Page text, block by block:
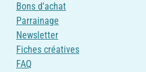
Bons d'achat
Parrainage
Newsletter
Fiches créatives
FAQ